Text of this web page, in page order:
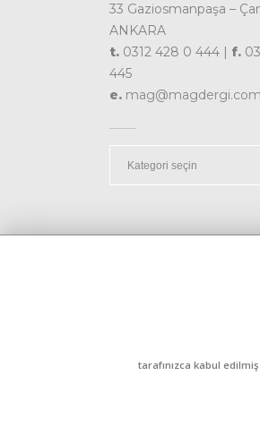
33 Gaziosmanpaşa –
ANKARA
t. 0312 428 0 444 | f.
445
e. mag@magdergi.com
tarafınızca kabul